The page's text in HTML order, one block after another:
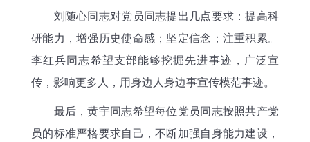
刘随心同志对党员同志提出几点要求：提高科
研能力，增强历史使命感；坚定信念；注重积累。
李红兵同志希望支部能够挖掘先进事迹，广泛宣
传，影响更多人，用身边人身边事宣传模范事迹。
最后，黄宇同志希望每位党员同志按照共产党
员的标准严格要求自己，不断加强自身能力建设，